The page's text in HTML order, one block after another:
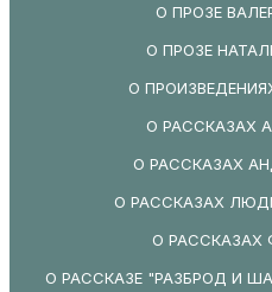
О ПРОЗЕ
О ПРОЗЕ
О
О РАССКАЗАХ
О РАССКАЗАХ
О РАССКАЗАХ
О РАССКАЗАХ
О РАССКАЗЕ "РАЗБРОД И